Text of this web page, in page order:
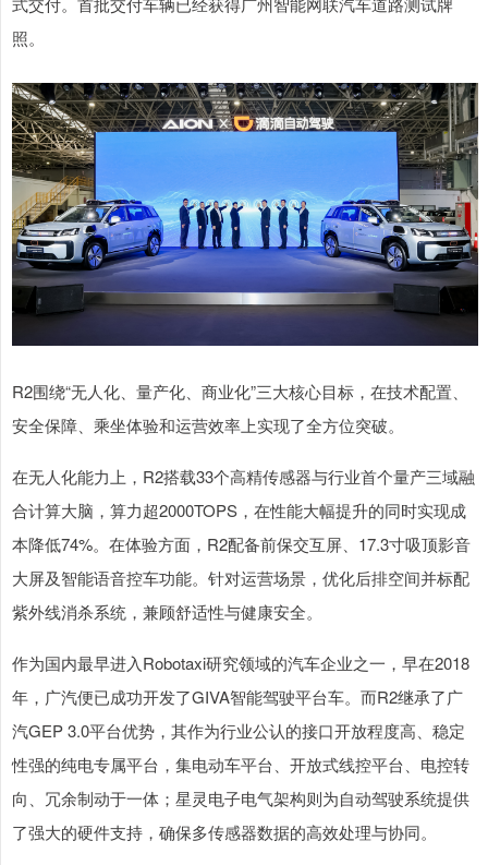
照。
R2围绕“无人化、量产化、商业化”三大核心目标，在技术配置、
安全保障、乘坐体验和运营效率上实现了全方位突破。
在无人化能力上，R2搭载33个高精传感器与行业首个量产三域融
合计算大脑，算力超2000TOPS，在性能大幅提升的同时实现成
本降低74%。在体验方面，R2配备前保交互屏、17.3寸吸顶影音
大屏及智能语音控车功能。针对运营场景，优化后排空间并标配
紫外线消杀系统，兼顾舒适性与健康安全。
作为国内最早进入Robotaxi研究领域的汽车企业之一，早在2018
年，广汽便已成功开发了GIVA智能驾驶平台车。而R2继承了广
汽GEP 3.0平台优势，其作为行业公认的接口开放程度高、稳定
性强的纯电专属平台，集电动车平台、开放式线控平台、电控转
向、冗余制动于一体；星灵电子电气架构则为自动驾驶系统提供
了强大的硬件支持，确保多传感器数据的高效处理与协同。